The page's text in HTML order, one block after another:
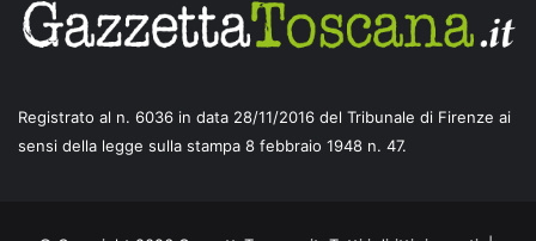
Registrato al n. 6036 in data 28/11/2016 del Tribunale di Firenze ai
sensi della legge sulla stampa 8 febbraio 1948 n. 47.